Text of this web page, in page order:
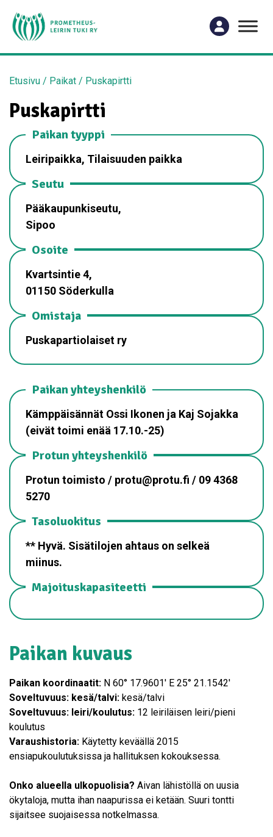
Etusivu / Paikat / Puskapirtti
Puskapirtti
Paikan tyyppi
Leiripaikka, Tilaisuuden paikka
Seutu
Pääkaupunkiseutu,
Sipoo
Osoite
Kvartsintie 4,
01150 Söderkulla
Omistaja
Puskapartiolaiset ry
Paikan yhteyshenkilö
Kämppäisännät Ossi Ikonen ja Kaj Sojakka
(eivät toimi enää 17.10.-25)
Protun yhteyshenkilö
Protun toimisto / protu@protu.fi / 09 4368
5270
Tasoluokitus
** Hyvä. Sisätilojen ahtaus on selkeä
miinus.
Majoituskapasiteetti
Paikan kuvaus
Paikan koordinaatit: N 60° 17.9601′ E 25° 21.1542′
Soveltuvuus: kesä/talvi: kesä/talvi
Soveltuvuus: leiri/koulutus: 12 leiriläisen leiri/pieni
koulutus
Varaushistoria: Käytetty keväällä 2015
ensiapukoulutuksissa ja hallituksen kokouksessa.
Onko alueella ulkopuolisia? Aivan lähistöllä on uusia
ökytaloja, mutta ihan naapurissa ei ketään. Suuri tontti
sijaitsee suojaisessa notkelmassa.